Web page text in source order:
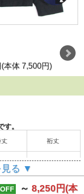
本体 7,500円)
。
見る ▼
～ 8,250円(本